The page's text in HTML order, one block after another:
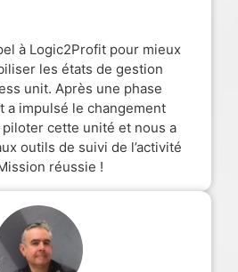
à Logic2Profit pour mieux
les états de gestion
unit. Après une phase
a impulsé le changement
cette unité et nous a
outils de suivi de l’activité
réussie !